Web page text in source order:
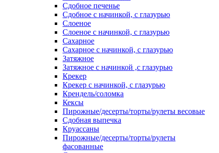
Сдобное печенье
Сдобное с начинкой, с глазурью
Слоеное
Слоеное с начинкой, с глазурью
Сахарное
Сахарное с начинкой, с глазурью
Затяжное
Затяжное с начинкой ,с глазурью
Крекер
Крекер с начинкой, с глазурью
Крендель/соломка
Кексы
Пирожные/десерты/торты/рулеты весовые
Сдобная выпечка
Круассаны
Пирожные/десерты/торты/рулеты
фасованные